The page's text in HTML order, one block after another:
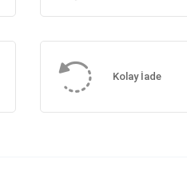
Kolay İade